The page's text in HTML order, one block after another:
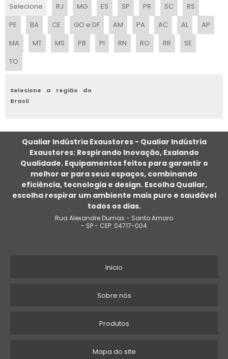
VENTILADOR INDUSTRIAL DE CHÃO
VENTILADOR COM NÉVOA DE ÁGUA PREÇO
VENTILADOR INDUSTRIAL GRANDE
VENTILADOR INDUSTRIAL COM ÁGUA
VENTILADOR CENTRÍFUGO
VENTILADOR CLIMATIZADOR UMIDIFICADOR PAREDE INDUSTRIAL
VENTILADOR CLIMATIZADOR DE COLUNA
VENTILADOR CLIMATIZADOR UMIDIFICADOR INDUSTRIAL
VENTILADOR DE COLUNA INDUSTRIAL
VENTILADOR UMIDIFICADOR INDUSTRIAL
PREÇO DE CLIMATIZADOR COM NÉVOA
Selecione RJ MG ES SP PR SC
RS
PE
BA CE GO e DF AM PA AC AL
AP
MA
MT MS PB PI RN RO RR
SE
TO
Selecione a região do
Brasil
Qualiar Indústria Exaustores - Qualiar Indústria
Exaustores: Respirando Inovação, Exalando
Qualidade. Equipamentos feitos para garantir o
melhor ar para seus espaços, combinando
eficiência, tecnologia e design. Escolha Qualiar,
escolha respirar um ambiente mais puro e saudável
todos os dias.
Rua Alexandre Dumas - Santo Amaro
- SP - CEP: 04717-004
Inicio
Sobre nós
Produtos
Mapa do site